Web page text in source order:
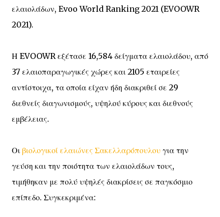
ελαιολάδων, Evoo World Ranking 2021 (EVOOWR
2021).
Η EVOOWR εξέτασε 16,584 δείγματα ελαιολάδου, από
37 ελαιοπαραγωγικές χώρες και 2105 εταιρείες
αντίστοιχα, τα οποία είχαν ήδη διακριθεί σε 29
διεθνείς διαγωνισμούς, υψηλού κύρους και διεθνούς
εμβέλειας.
Οι βιολογικοί ελαιώνες Σακελλαρόπουλου για την
γεύση και την ποιότητα των ελαιολάδων τους,
τιμήθηκαν με πολύ υψηλές διακρίσεις σε παγκόσμιο
επίπεδο. Συγκεκριμένα: